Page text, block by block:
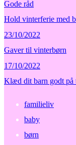
Gode råd
Hold vinterferie med
23/10/2022
Gaver til vinterbørn
17/10/2022
Klæd dit barn godt på
familieliv
baby
børn